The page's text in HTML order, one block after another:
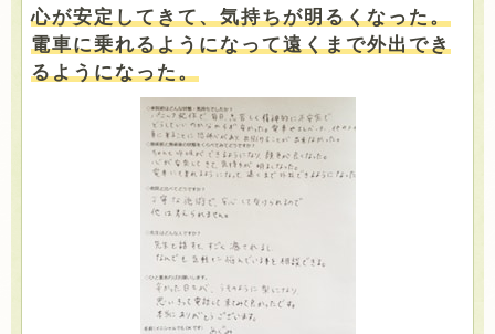
心が安定してきて、気持ちが明るくなった。
電車に乗れるようになって遠くまで外出でき
るようになった。